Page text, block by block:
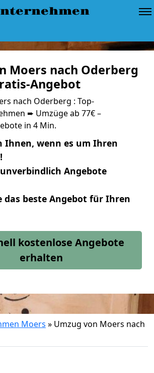
Moers nach Oderberg
Angebot
nach Oderberg : Top-
➨ Umzüge ab 77€ –
in 4 Min.
Ihnen, wenn es um Ihren
Angebote
das beste Angebot für Ihren
kostenlose Angebote
erhalten
Moers » Umzug von Moers nach